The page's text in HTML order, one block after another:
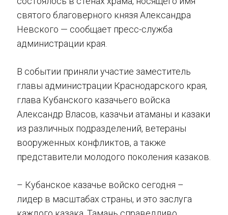
святого благоверного князя Александра
Невского — сообщает пресс-служба
администрации края.
В событии приняли участие заместитель
главы администрации Краснодарского края,
глава Кубанского казачьего войска
Александр Власов, казачьи атаманы и казаки
из различных подразделений, ветераны
вооруженных конфликтов, а также
представители молодого поколения казаков.
– Кубанское казачье войско сегодня –
лидер в масштабах страны, и это заслуга